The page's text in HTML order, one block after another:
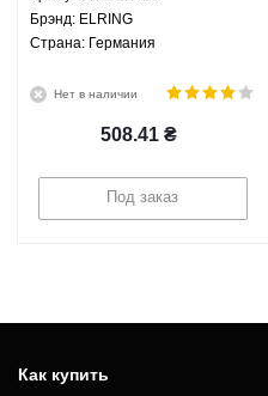
Хавал H3 Н5 Вингл 5 ЗХ
Лендмарк - SMD188435
ELRING
Брэнд: ELRING
Страна: Германия
Нет в наличии
508.41 ₴
Под заказ
Как купить